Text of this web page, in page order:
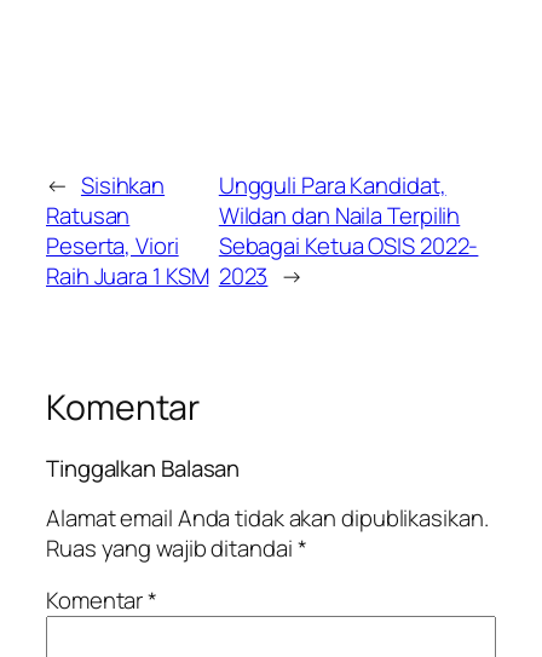
← Sisihkan
Ratusan
Peserta, Viori
Raih Juara 1 KSM
Ungguli Para Kandidat,
Wildan dan Naila Terpilih
Sebagai Ketua OSIS 2022-
2023 →
Komentar
Tinggalkan Balasan
Alamat email Anda tidak akan dipublikasikan.
Ruas yang wajib ditandai*
Komentar*